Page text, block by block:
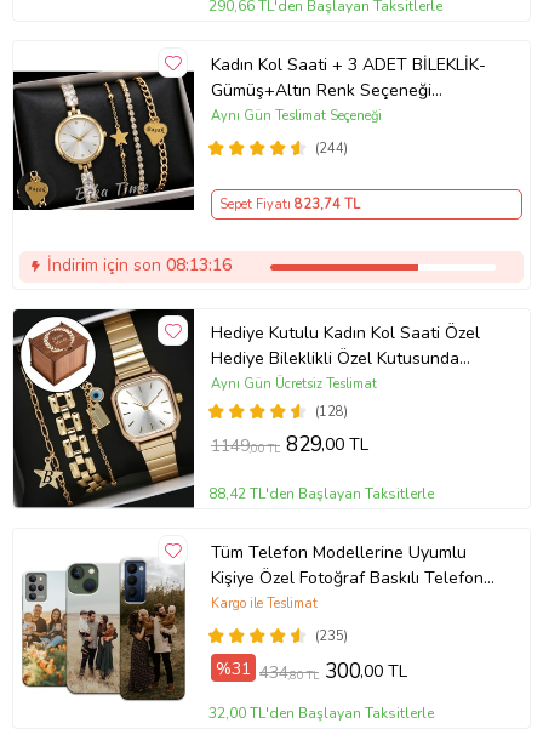
290,66 TL'den Başlayan Taksitlerle
Kadın Kol Saati + 3 ADET BİLEKLİK-
Gümüş+Altın Renk Seçeneği
ayarlanabilir kordon Kadın Kol Saati
BİLEKLİK HEDİYE Altın Renk - Kız
(244)
Aynı Gün Teslimat Seçeneği
Sepet Fiyatı 823,74 TL
İndirim için son 08:13:16
Hediye Kutulu Kadın Kol Saati Özel
Hediye Bileklikli Özel Kutusunda
(Gold)
(128)
Aynı Gün Ücretsiz Teslimat
1149,00 TL 829,00 TL
88,42 TL'den Başlayan Taksitlerle
Tüm Telefon Modellerine Uyumlu
Kişiye Özel Fotoğraf Baskılı Telefon
Kılıfı
(235)
Kargo ile Teslimat
%31 434,80 TL 300,00 TL
32,00 TL'den Başlayan Taksitlerle